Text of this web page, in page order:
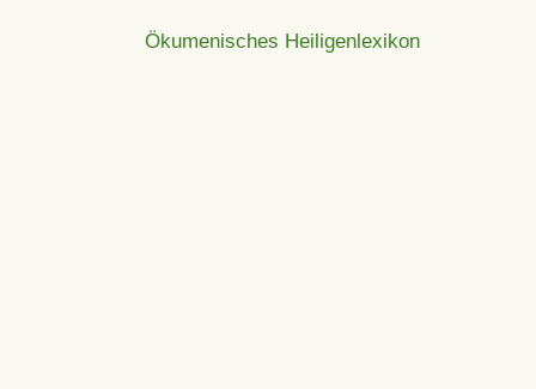
Ökumenisches Heiligenlexikon